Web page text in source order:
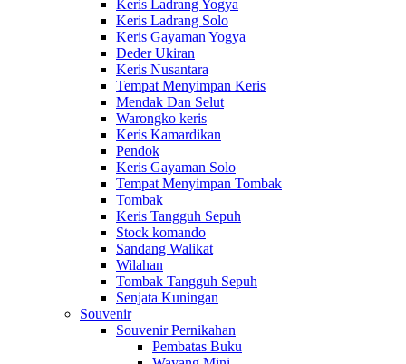
Keris Ladrang Yogya
Keris Ladrang Solo
Keris Gayaman Yogya
Deder Ukiran
Keris Nusantara
Tempat Menyimpan Keris
Mendak Dan Selut
Warongko keris
Keris Kamardikan
Pendok
Keris Gayaman Solo
Tempat Menyimpan Tombak
Tombak
Keris Tangguh Sepuh
Stock komando
Sandang Walikat
Wilahan
Tombak Tangguh Sepuh
Senjata Kuningan
Souvenir
Souvenir Pernikahan
Pembatas Buku